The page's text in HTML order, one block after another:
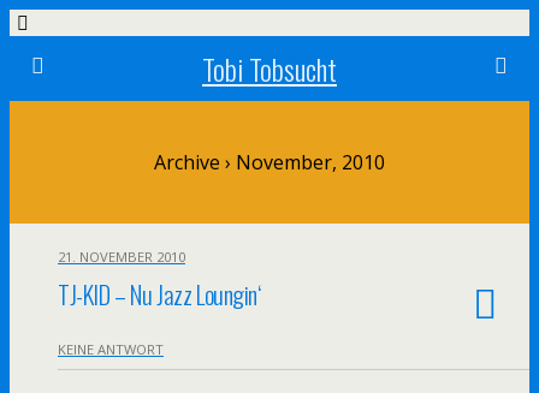
Tobi Tobsucht
Archive › November, 2010
21. NOVEMBER 2010
TJ-KID – Nu Jazz Loungin‘
KEINE ANTWORT